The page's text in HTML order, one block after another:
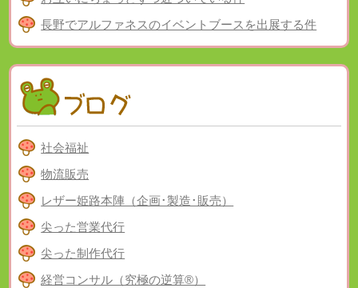
長野でアルファネスのイベントブースを出展する件
社会福祉
物流販売
レザー姫路本陣（企画･製造･販売）
尖った営業代行
尖った制作代行
経営コンサル（究極の逆算®）